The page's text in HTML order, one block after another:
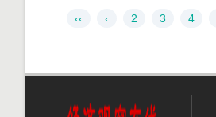
‹‹ ‹ 2 3 4